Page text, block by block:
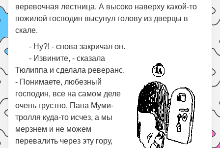
веревочная лестница. А высоко наверху какой-то
пожилой господин высунул голову из дверцы в
скале.
- Ну?! - снова закричал он.
- Извините, - сказала
Тюлиппа и сделала реверанс.
- Понимаете, любезный
господин, все на самом деле
очень грустно. Папа Муми-
тролля куда-то исчез, а мы
мерзнем и не можем
перевалить через эту гору,